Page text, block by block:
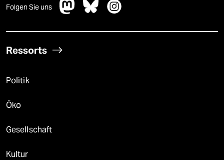
Folgen Sie uns
Ressorts
Politik
Öko
Gesellschaft
Kultur